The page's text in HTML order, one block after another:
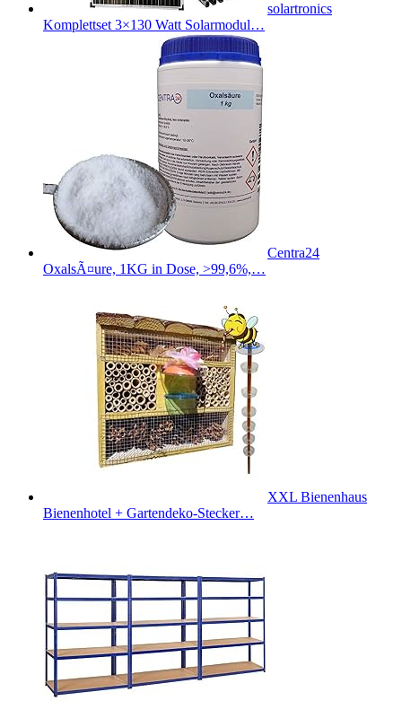
solartronics
Komplettset 3×130 Watt Solarmodul…
Centra24
OxalsÃ¤ure, 1KG in Dose, >99,6%,…
XXL Bienenhaus
Bienenhotel + Gartendeko-Stecker…